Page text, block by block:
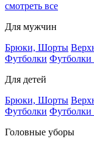
смотреть все
Для мужчин
Брюки, Шорты
Футболки
Для детей
Брюки, Шорты
Футболки
Головные уборы